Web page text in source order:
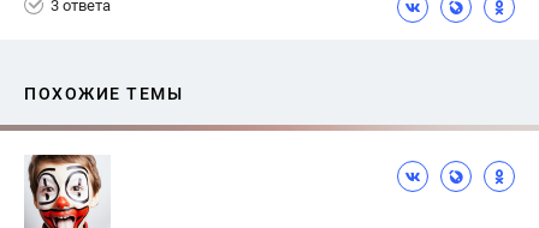
3 ответа
ПОХОЖИЕ ТЕМЫ